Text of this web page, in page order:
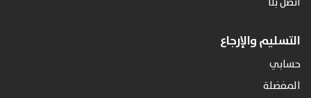
التسليم والإرجاع
حسابي
المفضلة